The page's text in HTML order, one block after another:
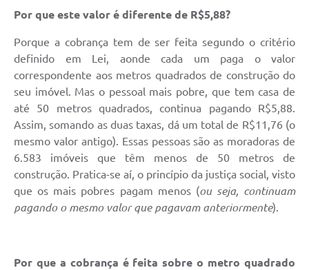
Por que este valor é diferente de R$5,88?
Porque a cobrança tem de ser feita segundo o critério
definido em Lei, aonde cada um paga o valor
correspondente aos metros quadrados de construção do
seu imóvel. Mas o pessoal mais pobre, que tem casa de
até 50 metros quadrados, continua pagando R$5,88.
Assim, somando as duas taxas, dá um total de R$11,76 (o
mesmo valor antigo). Essas pessoas são as moradoras de
6.583 imóveis que têm menos de 50 metros de
construção. Pratica-se aí, o princípio da justiça social, visto
que os mais pobres pagam menos (ou seja, continuam
pagando o mesmo valor que pagavam anteriormente).
Por que a cobrança é feita sobre o metro quadrado